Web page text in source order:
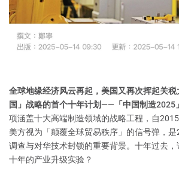
全球地缘经济风云再起，美国又再次挥起关
国」战略的首个十年计划——「中国制造2025
项涵盖十大高端制造领域的战略工程，自
美方视为「颠覆全球贸易秩序」的信号弹，
调查与对华技术封锁的重要背景。十年过去
十年的产业升级实验？